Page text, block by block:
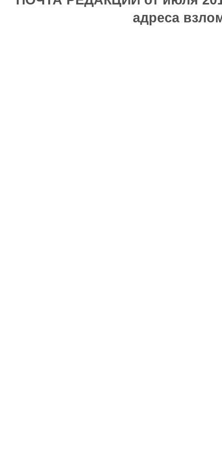
адреса